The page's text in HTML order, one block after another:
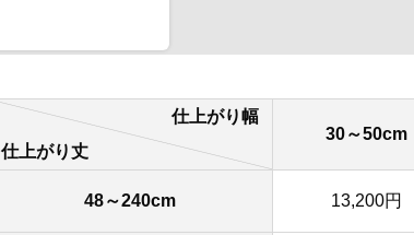
仕上がり幅
仕上がり丈
30～50cm
48～240cm 13,200円